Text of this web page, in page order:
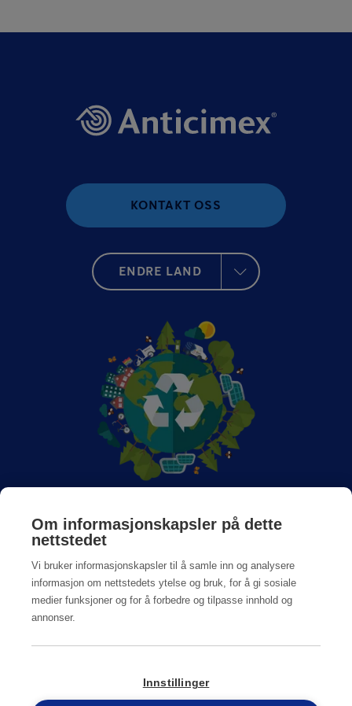
KONTAKT OSS
ENDRE LAND
Personvern og Cookiepolicy
Om informasjonskapsler på dette
nettstedet
Vi bruker informasjonskapsler til å samle inn og analysere
informasjon om nettstedets ytelse og bruk, for å gi sosiale
medier funksjoner og for å forbedre og tilpasse innhold og
annonser.
Innstillinger